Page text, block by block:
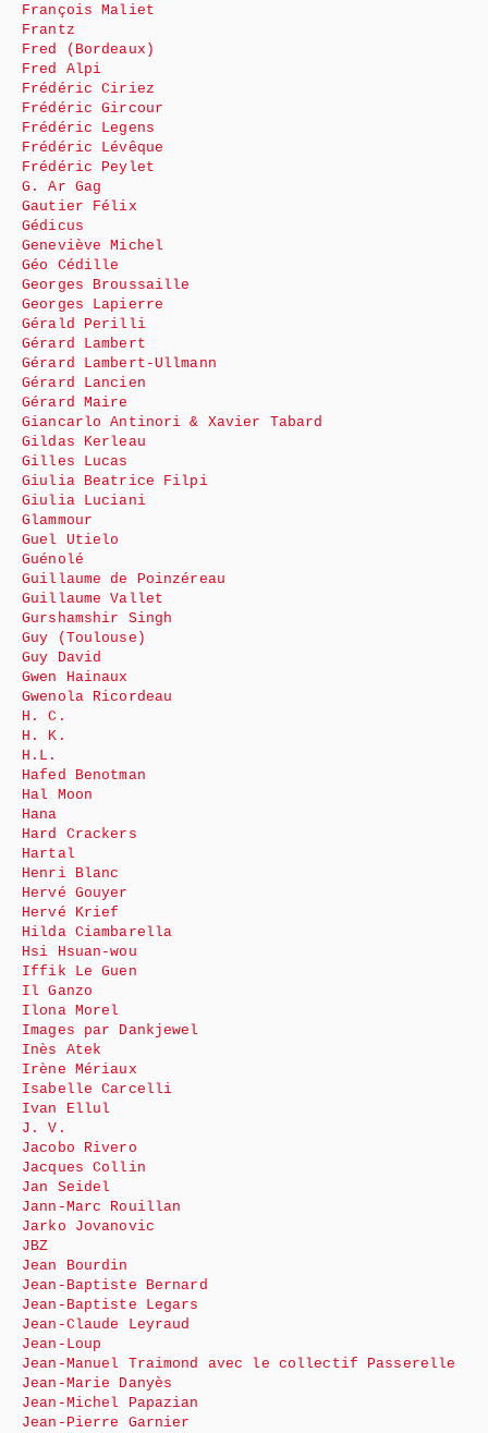
François Maliet
Frantz
Fred (Bordeaux)
Fred Alpi
Frédéric Ciriez
Frédéric Gircour
Frédéric Legens
Frédéric Lévêque
Frédéric Peylet
G. Ar Gag
Gautier Félix
Gédicus
Geneviève Michel
Géo Cédille
Georges Broussaille
Georges Lapierre
Gérald Perilli
Gérard Lambert
Gérard Lambert-Ullmann
Gérard Lancien
Gérard Maire
Giancarlo Antinori & Xavier Tabard
Gildas Kerleau
Gilles Lucas
Giulia Beatrice Filpi
Giulia Luciani
Glammour
Guel Utielo
Guénolé
Guillaume de Poinzéreau
Guillaume Vallet
Gurshamshir Singh
Guy (Toulouse)
Guy David
Gwen Hainaux
Gwenola Ricordeau
H. C.
H. K.
H.L.
Hafed Benotman
Hal Moon
Hana
Hard Crackers
Hartal
Henri Blanc
Hervé Gouyer
Hervé Krief
Hilda Ciambarella
Hsi Hsuan-wou
Iffik Le Guen
Il Ganzo
Ilona Morel
Images par Dankjewel
Inès Atek
Irène Mériaux
Isabelle Carcelli
Ivan Ellul
J. V.
Jacobo Rivero
Jacques Collin
Jan Seidel
Jann-Marc Rouillan
Jarko Jovanovic
JBZ
Jean Bourdin
Jean-Baptiste Bernard
Jean-Baptiste Legars
Jean-Claude Leyraud
Jean-Loup
Jean-Manuel Traimond avec le collectif Passerelle
Jean-Marie Danyès
Jean-Michel Papazian
Jean-Pierre Garnier